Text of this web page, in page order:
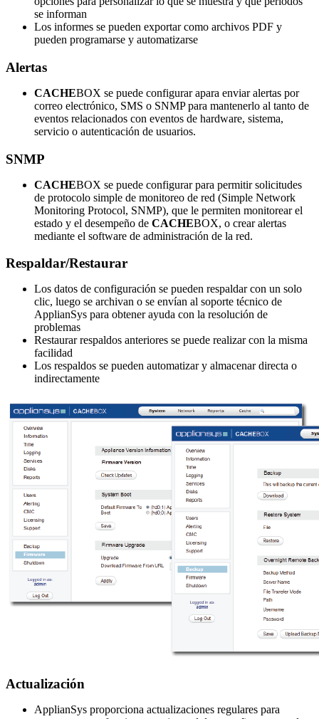
se informan
Los informes se pueden exportar como archivos PDF y
pueden programarse y automatizarse
Alertas
CACHEBOX se puede configurar apara enviar alertas por
correo electrónico, SMS o SNMP para mantenerlo al tanto de
eventos relacionados con eventos de hardware, sistema,
servicio o autenticación de usuarios.
SNMP
CACHEBOX se puede configurar para permitir solicitudes
de protocolo simple de monitoreo de red (Simple Network
Monitoring Protocol, SNMP), que le permiten monitorear el
estado y el desempeño de CACHEBOX, o crear alertas
mediante el software de administración de la red.
Respaldar/Restaurar
Los datos de configuración se pueden respaldar con un solo
clic, luego se archivan o se envían al soporte técnico de
ApplianSys para obtener ayuda con la resolución de
problemas
Restaurar respaldos anteriores se puede realizar con la misma
facilidad
Los respaldos se pueden automatizar y almacenar directa o
indirectamente
Actualización
ApplianSys proporciona actualizaciones regulares para